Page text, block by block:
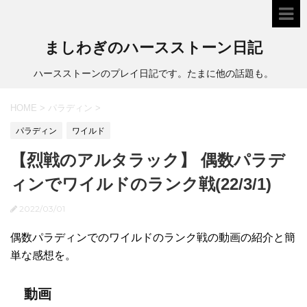
ましわぎのハースストーン日記
ハースストーンのプレイ日記です。たまに他の話題も。
HOME > パラディン >
パラディン ワイルド
【烈戦のアルタラック】 偶数パラデ
ィンでワイルドのランク戦(22/3/1)
2022/03/01
偶数パラディンでのワイルドのランク戦の動画の紹介と簡
単な感想を。
動画